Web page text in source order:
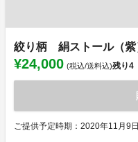
絞り柄 絹ストール（紫
¥24,000 (税込/送料込)残り4
ご提供予定時期：2020年11月9